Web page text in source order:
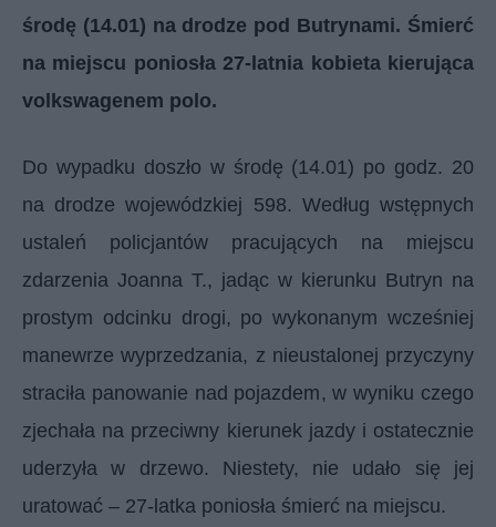
środę (14.01) na drodze pod Butrynami. Śmierć
na miejscu poniosła 27-latnia kobieta kierująca
volkswagenem polo.
Do wypadku doszło w środę (14.01) po godz. 20
na drodze wojewódzkiej 598. Według wstępnych
ustaleń policjantów pracujących na miejscu
zdarzenia Joanna T., jadąc w kierunku Butryn na
prostym odcinku drogi, po wykonanym wcześniej
manewrze wyprzedzania, z nieustalonej przyczyny
straciła panowanie nad pojazdem, w wyniku czego
zjechała na przeciwny kierunek jazdy i ostatecznie
uderzyła w drzewo. Niestety, nie udało się jej
uratować – 27-latka poniosła śmierć na miejscu.